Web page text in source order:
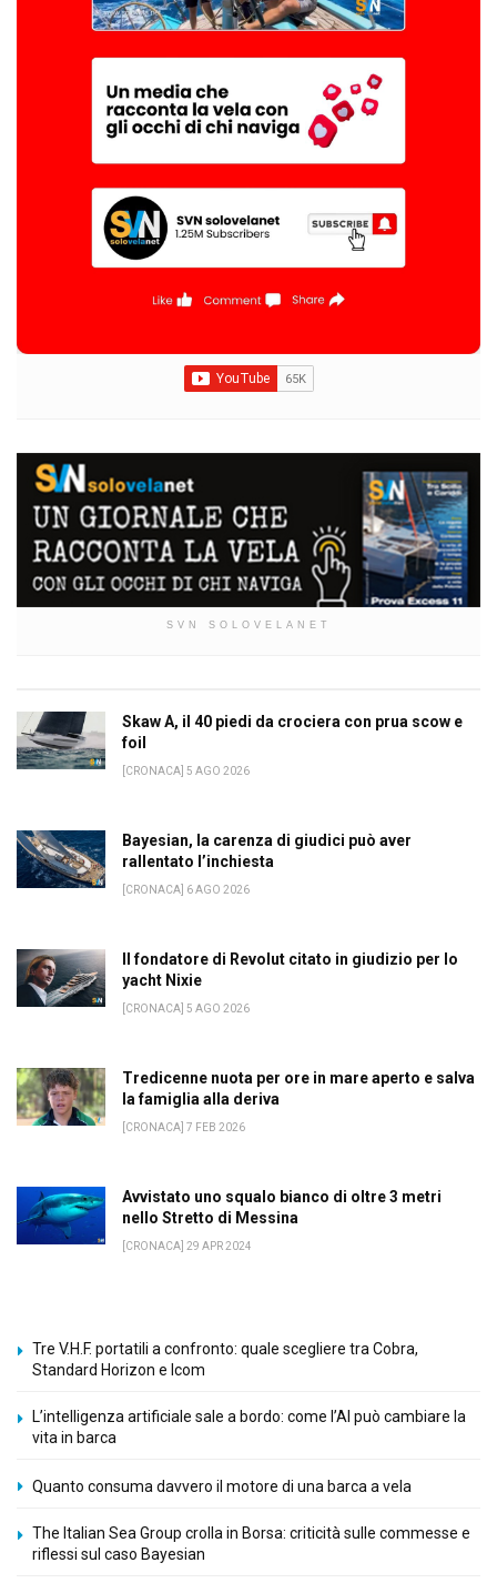
SVN SOLOVELANET
Skaw A, il 40 piedi da crociera con prua scow e
foil
[CRONACA] 5 AGO 2026
Bayesian, la carenza di giudici può aver
rallentato l’inchiesta
[CRONACA] 6 AGO 2026
Il fondatore di Revolut citato in giudizio per lo
yacht Nixie
[CRONACA] 5 AGO 2026
Tredicenne nuota per ore in mare aperto e salva
la famiglia alla deriva
[CRONACA] 7 FEB 2026
Avvistato uno squalo bianco di oltre 3 metri
nello Stretto di Messina
[CRONACA] 29 APR 2024
Tre V.H.F. portatili a confronto: quale scegliere tra Cobra,
Standard Horizon e Icom
L’intelligenza artificiale sale a bordo: come l’AI può cambiare la
vita in barca
Quanto consuma davvero il motore di una barca a vela
The Italian Sea Group crolla in Borsa: criticità sulle commesse e
riflessi sul caso Bayesian